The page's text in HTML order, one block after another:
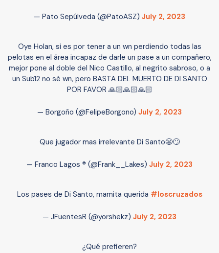
— Pato Sepúlveda (@PatoASZ) July 2, 2023
Oye Holan, si es por tener a un wn perdiendo todas las
pelotas en el área incapaz de darle un pase a un compañero,
mejor pone al doble del Nico Castillo, al negrito sabroso, o a
un Sub12 no sé wn, pero BASTA DEL MUERTO DE DI SANTO
POR FAVOR 🙏🏻🙏🏻🙏🏻
— Borgoño (@FelipeBorgono) July 2, 2023
Que jugador mas irrelevante Di Santo😬🙄
— Franco Lagos ® (@Frank__Lakes) July 2, 2023
Los pases de Di Santo, mamita querida #loscruzados
— JFuentesR (@yorshekz) July 2, 2023
¿Qué prefieren?